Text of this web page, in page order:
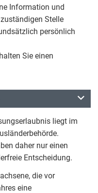
Information und
Stelle
persönlich
Sie einen
liegt im
daher nur einen
Entscheidung.
die vor
eine